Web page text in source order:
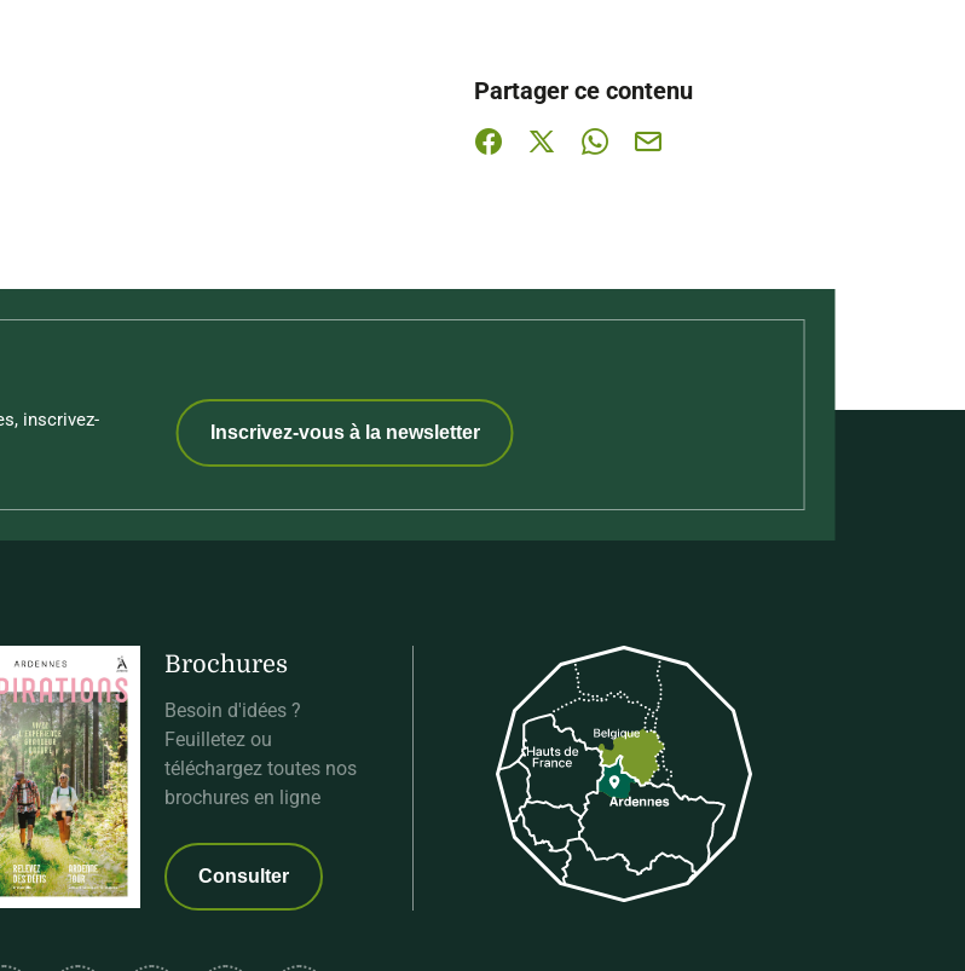
Partager ce contenu
Partager sur Facebook (nouvelle fenêtre)
Partager sur X / Twitter (nouvelle fenêtre)
Partager sur WhatsApp
Partager par mail
inscrivez-
Inscrivez-vous à la newsletter
Brochures
Besoin d'idées ?
Feuilletez ou
téléchargez toutes nos
brochures en ligne
Consulter